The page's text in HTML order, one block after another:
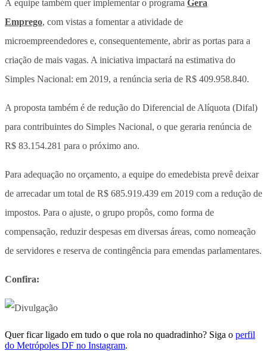
A equipe também quer implementar o programa Gera
Emprego, com vistas a fomentar a atividade de
microempreendedores e, consequentemente, abrir as portas para a
criação de mais vagas. A iniciativa impactará na estimativa do
Simples Nacional: em 2019, a renúncia seria de R$ 409.958.840.
A proposta também é de redução do Diferencial de Alíquota (Difal)
para contribuintes do Simples Nacional, o que geraria renúncia de
R$ 83.154.281 para o próximo ano.
Para adequação no orçamento, a equipe do emedebista prevê deixar
de arrecadar um total de R$ 685.919.439 em 2019 com a redução de
impostos. Para o ajuste, o grupo propôs, como forma de
compensação, reduzir despesas em diversas áreas, como nomeação
de servidores e reserva de contingência para emendas parlamentares.
Confira:
Quer ficar ligado em tudo o que rola no quadradinho? Siga o perfil
do Metrópoles DF no Instagram.